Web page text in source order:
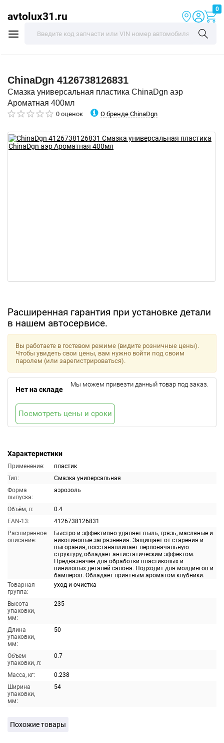
avtolux31.ru
0
ChinaDgn 4126738126831
Смазка универсальная пластика ChinaDgn аэр
Ароматная 400мл
0 оценок О бренде ChinaDgn
Расширенная гарантия при установке детали
в нашем автосервисе.
Характеристики
Применение:
пластик
Тип:
Смазка универсальная
Форма
выпуска:
аэрозоль
Объём, л:
0.4
EAN-13:
4126738126831
Расширенное
описание:
Быстро и эффективно удаляет пыль, грязь, масляные и
никотиновые загрязнения. Защищает от старения и
выгорания, восстанавливает первоначальную
структуру, обладает антистатическим эффектом.
Предназначен для обработки пластиковых и
виниловых деталей салона. Подходит для молдингов и
бамперов. Обладает приятным ароматом клубники.
Товарная
группа:
уход и очистка
Высота
упаковки,
мм:
235
Длина
упаковки,
мм:
50
Объем
упаковки, л:
0.7
Масса, кг:
0.238
Ширина
упаковки,
мм:
54
Вы работаете в гостевом режиме (видите розничные цены).
Чтобы увидеть свои цены, вам нужно войти под своим
паролем (или зарегистрироваться).
Нет на складе
Мы можем привезти данный товар под заказ.
Посмотреть цены и сроки
Похожие товары